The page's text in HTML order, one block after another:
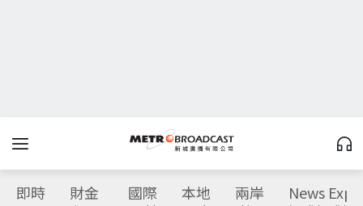
即時 財金 國際 本地 兩岸 News